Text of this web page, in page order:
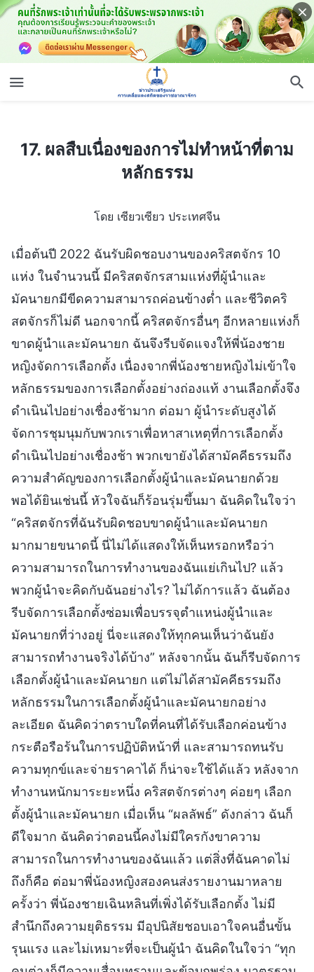
17. ผลสืบเนื่องของการไม่ทำหน้าที่ตามหลักธรรม
17. ผลสืบเนื่องของการไม่ทำหน้าที่ตาม
หลักธรรม
โดย เซียวเซียว ประเทศจีน
เมื่อต้นปี 2022 ฉันรับผิดชอบงานของคริสตจักร 10
แห่ง ในจำนวนนี้ มีคริสตจักรสามแห่งที่ผู้นำและ
มัคนายกมีขีดความสามารถค่อนข้างต่ำ และชีวิตคริ
สตจักรก็ไม่ดี นอกจากนี้ คริสตจักรอื่นๆ อีกหลายแห่งก็
ขาดผู้นำและมัคนายก ฉันจึงรีบจัดแจงให้พี่น้องชาย
หญิงจัดการเลือกตั้ง เนื่องจากพี่น้องชายหญิงไม่เข้าใจ
หลักธรรมของการเลือกตั้งอย่างถ่องแท้ งานเลือกตั้งจึง
ดำเนินไปอย่างเชื่องช้ามาก ต่อมา ผู้นำระดับสูงได้
จัดการชุมนุมกับพวกเราเพื่อหาสาเหตุที่การเลือกตั้ง
ดำเนินไปอย่างเชื่องช้า พวกเขายังได้สามัคคีธรรมถึง
ความสำคัญของการเลือกตั้งผู้นำและมัคนายกด้วย
พอได้ยินเช่นนี้ หัวใจฉันก็ร้อนรุ่มขึ้นมา ฉันคิดในใจว่า
“คริสตจักรที่ฉันรับผิดชอบขาดผู้นำและมัคนายก
มากมายขนาดนี้ นี่ไม่ได้แสดงให้เห็นหรอกหรือว่า
ความสามารถในการทำงานของฉันแย่เกินไป? แล้ว
พวกผู้นำจะคิดกับฉันอย่างไร? ไม่ได้การแล้ว ฉันต้อง
รีบจัดการเลือกตั้งซ่อมเพื่อบรรจุตำแหน่งผู้นำและ
มัคนายกที่ว่างอยู่ นี่จะแสดงให้ทุกคนเห็นว่าฉันยัง
สามารถทำงานจริงได้บ้าง” หลังจากนั้น ฉันก็รีบจัดการ
เลือกตั้งผู้นำและมัคนายก แต่ไม่ได้สามัคคีธรรมถึง
หลักธรรมในการเลือกตั้งผู้นำและมัคนายกอย่าง
ละเอียด ฉันคิดว่าตราบใดที่คนที่ได้รับเลือกค่อนข้าง
กระตือรือร้นในการปฏิบัติหน้าที่ และสามารถทนรับ
ความทุกข์และจ่ายราคาได้ ก็น่าจะใช้ได้แล้ว หลังจาก
ทำงานหนักมาระยะหนึ่ง คริสตจักรต่างๆ ค่อยๆ เลือก
ตั้งผู้นำและมัคนายก เมื่อเห็น “ผลลัพธ์” ดังกล่าว ฉันก็
ดีใจมาก ฉันคิดว่าตอนนี้คงไม่มีใครกังขาความ
สามารถในการทำงานของฉันแล้ว แต่สิ่งที่ฉันคาดไม่
ถึงก็คือ ต่อมาพี่น้องหญิงสองคนส่งรายงานมาหลาย
ครั้งว่า พี่น้องชายเฉินหลินที่เพิ่งได้รับเลือกตั้ง ไม่มี
สำนึกถึงความยุติธรรม มีอุปนิสัยชอบเอาใจคนอื่นขั้น
รุนแรง และไม่เหมาะที่จะเป็นผู้นำ ฉันคิดในใจว่า “ทุก